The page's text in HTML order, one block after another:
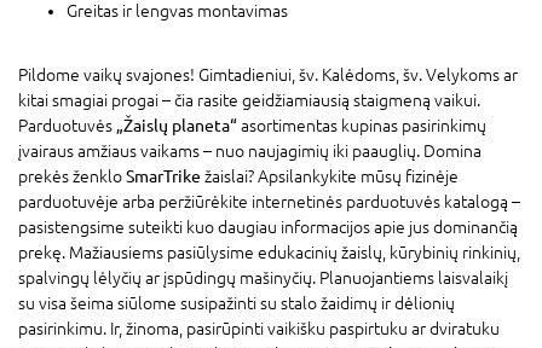
Greitas ir lengvas montavimas
Pildome vaikų svajones! Gimtadieniui, šv. Kalėdoms, šv. Velykoms ar
kitai smagiai progai – čia rasite geidžiamiausią staigmeną vaikui.
Parduotuvės „Žaislų planeta“asortimentas kupinas pasirinkimų
įvairaus amžiaus vaikams – nuo naujagimių iki paauglių. Domina
prekės ženkloSmarTrike žaislai? Apsilankykite mūsų fizinėje
parduotuvėje arba peržiūrėkite internetinės parduotuvės katalogą –
pasistengsime suteikti kuo daugiau informacijos apie jus dominančią
prekę. Mažiausiems pasiūlysime edukacinių žaislų, kūrybinių rinkinių,
spalvingų lėlyčių ar įspūdingų mašinyčių. Planuojantiems laisvalaikį
su visa šeima siūlome susipažinti su stalo žaidimų ir dėlionių
pasirinkimu. Ir, žinoma, pasirūpinti vaikišku paspirtuku ar dviratuku